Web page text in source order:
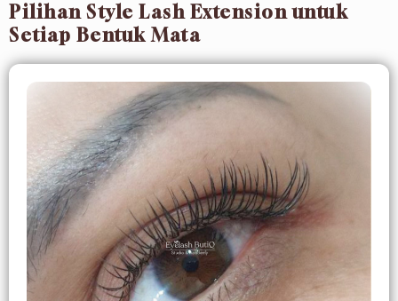
Pilihan Style Lash Extension untuk
Setiap Bentuk Mata